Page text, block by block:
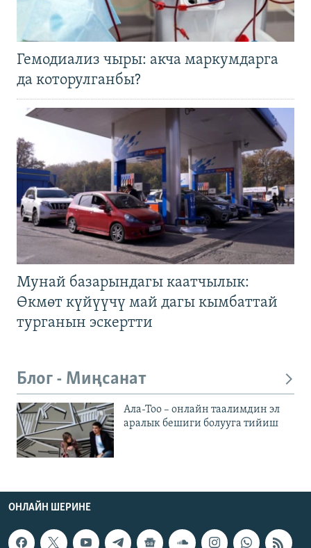
Гемодиализ чыры: акча маркумдарга
да которулганбы?
Мунай базарындагы каатчылык:
Өкмөт күйүүчү май дагы кымбаттай
турганын эскертти
Блог - Миңсанат
Ала-Тоо – онлайн таалимдин эл
аралык бешиги болууга тийиш
ОНЛАЙН ШЕРИНЕ